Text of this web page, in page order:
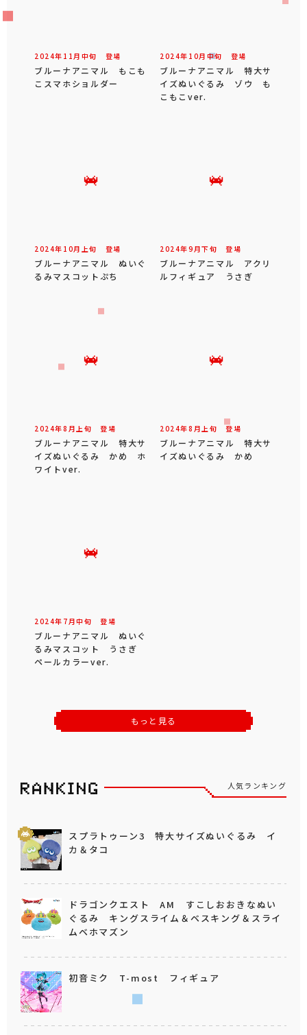
2024年 11 月 中旬 登場
ブルーナアニマル もこも
こスマホショルダー
2024年 10月 中旬 登場
ブルーナアニマル 特大サ
イズぬいぐるみ ゾウ も
こもこver.
2024年 10月 上旬 登場
ブルーナアニマル ぬいぐ
るみマスコットぷち
2024年9 月下旬 登場
ブルーナアニマル アクリ
ルフィギュア うさぎ
2024年8 月 上旬 登場
ブルーナアニマル 特大サ
イズぬいぐるみ かめ ホ
ワイトver.
2024年8 月 上旬 登場
ブルーナアニマル 特大サ
イズぬいぐるみ かめ
2024年 7 月中旬 登場
ブルーナアニマル ぬいぐ
るみマスコット うさぎ
ペールカラーver.
もっと見る
人気ランキング
スプラトゥーン3 特大サイズぬいぐるみ イ
カ＆タコ
ドラゴンクエスト AM すこしおおきなぬい
ぐるみ キングスライム＆ベスキング＆スライ
ムベホマズン
初音ミク T-most フィギュア